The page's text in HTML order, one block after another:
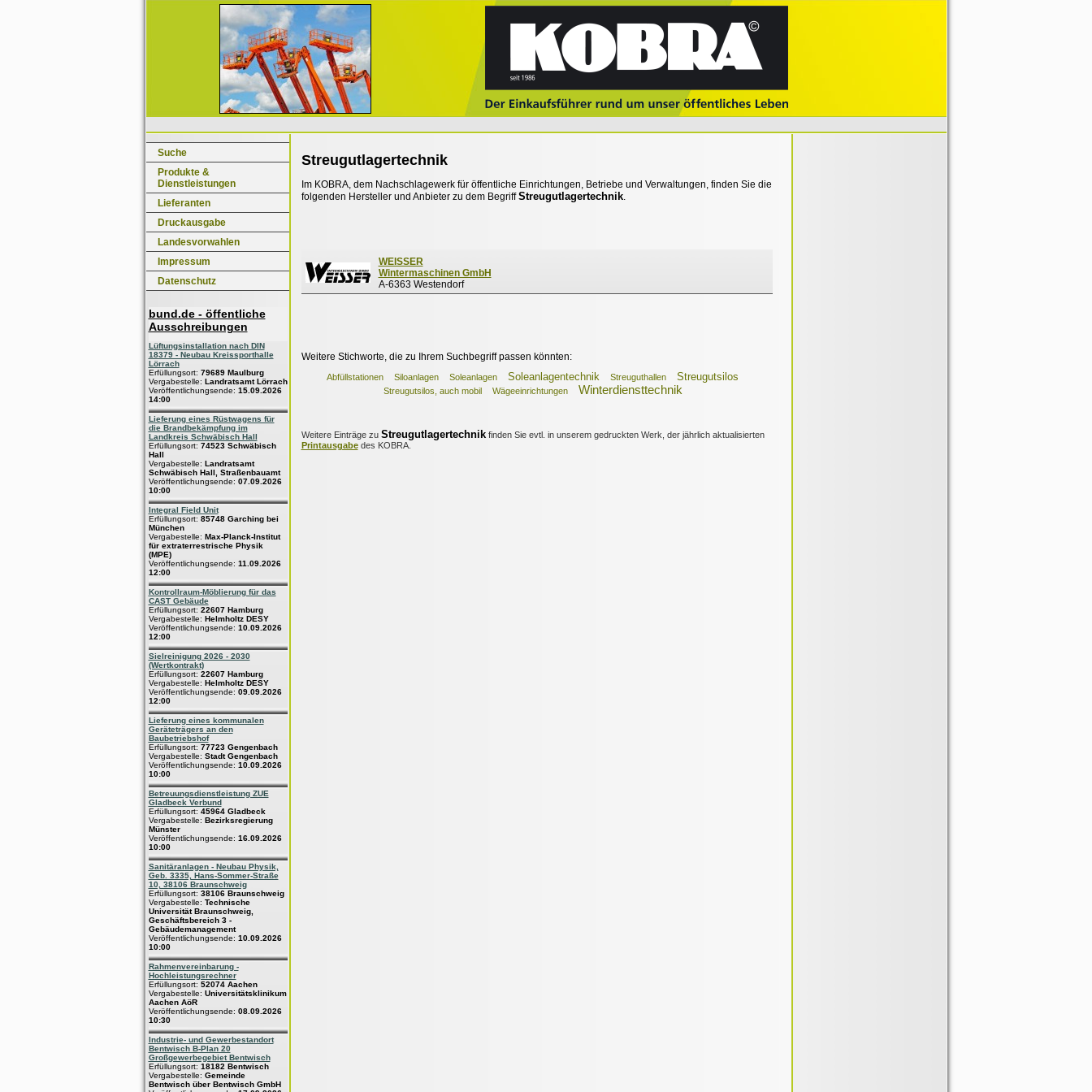
Suche
Produkte &
Dienstleistungen
Lieferanten
Druckausgabe
Landesvorwahlen
Impressum
Datenschutz
bund.de - öffentliche
Ausschreibungen
Lüftungsinstallation nach DIN
18379 - Neubau Kreissporthalle
Lörrach
Erfüllungsort: 79689 Maulburg
Vergabestelle: Landratsamt Lörrach
Veröffentlichungsende: 15.09.2026
14:00
Lieferung eines Rüstwagens für
die Brandbekämpfung im
Landkreis Schwäbisch Hall
Erfüllungsort: 74523 Schwäbisch
Hall
Vergabestelle: Landratsamt
Schwäbisch Hall, Straßenbauamt
Veröffentlichungsende: 07.09.2026
10:00
Integral Field Unit
Erfüllungsort: 85748 Garching bei
München
Vergabestelle: Max-Planck-Institut
für extraterrestrische Physik
(MPE)
Veröffentlichungsende: 11.09.2026
12:00
Kontrollraum-Möblierung für das
CAST Gebäude
Erfüllungsort: 22607 Hamburg
Vergabestelle: Helmholtz DESY
Veröffentlichungsende: 10.09.2026
12:00
Sielreinigung 2026 - 2030
(Wertkontrakt)
Erfüllungsort: 22607 Hamburg
Vergabestelle: Helmholtz DESY
Veröffentlichungsende: 09.09.2026
12:00
Lieferung eines kommunalen
Geräteträgers an den
Baubetriebshof
Erfüllungsort: 77723 Gengenbach
Vergabestelle: Stadt Gengenbach
Veröffentlichungsende: 10.09.2026
10:00
Betreuungsdienstleistung ZUE
Gladbeck Verbund
Erfüllungsort: 45964 Gladbeck
Vergabestelle: Bezirksregierung
Münster
Veröffentlichungsende: 16.09.2026
10:00
Sanitäranlagen - Neubau Physik,
Geb. 3335, Hans-Sommer-Straße
10, 38106 Braunschweig
Erfüllungsort: 38106 Braunschweig
Vergabestelle: Technische
Universität Braunschweig,
Geschäftsbereich 3 -
Gebäudemanagement
Veröffentlichungsende: 10.09.2026
10:00
Rahmenvereinbarung -
Hochleistungsrechner
Erfüllungsort: 52074 Aachen
Vergabestelle: Universitätsklinikum
Aachen AöR
Veröffentlichungsende: 08.09.2026
10:30
Industrie- und Gewerbestandort
Bentwisch B-Plan 20
Großgewerbegebiet Bentwisch
Erfüllungsort: 18182 Bentwisch
Vergabestelle: Gemeinde
Bentwisch über Bentwisch GmbH
Streugutlagertechnik
Im KOBRA, dem Nachschlagewerk für öffentliche Einrichtungen, Betriebe und Verwaltungen, finden Sie die
folgenden Hersteller und Anbieter zu dem BegriffStreugutlagertechnik.
WEISSER
Wintermaschinen GmbH
A-6363 Westendorf
Weitere Stichworte, die zu Ihrem Suchbegriff passen könnten:
Abfüllstationen Siloanlagen Soleanlagen Soleanlagentechnik Streuguthallen Streugutsilos
Streugutsilos, auch mobil Wägeeinrichtungen Winterdiensttechnik
Weitere Einträge zu Streugutlagertechnikfinden Sie evtl. in unserem gedruckten Werk, der jährlich aktualisierten
Printausgabedes KOBRA.